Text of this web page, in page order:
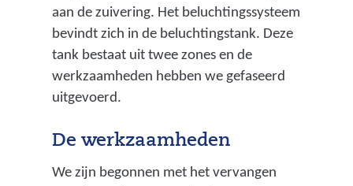
aan de zuivering. Het beluchtingssysteem
bevindt zich in de beluchtingstank. Deze
tank bestaat uit twee zones en de
werkzaamheden hebben we gefaseerd
uitgevoerd.
De werkzaamheden
We zijn begonnen met het vervangen